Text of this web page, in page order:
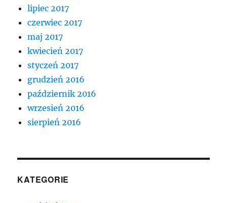
lipiec 2017
czerwiec 2017
maj 2017
kwiecień 2017
styczeń 2017
grudzień 2016
październik 2016
wrzesień 2016
sierpień 2016
KATEGORIE